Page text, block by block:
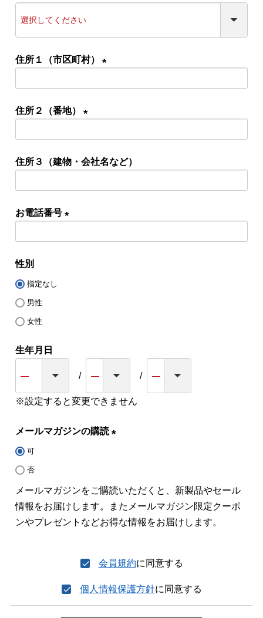
(必
住所１（市区町村）
住所２（番地）
住所３（建物・会社名など）
お電話番号
性別
指定なし
男性
女性
生年月日
※設定すると変更できません
メールマガジンの購読
可
否
メールマガジンをご購読いただくと、新製品やセール
情報をお届けします。またメールマガジン限定クーポ
ンやプレゼントなどお得な情報をお届けします。
会員規約に同意する
個人情報保護方針に同意する